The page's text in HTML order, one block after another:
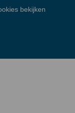
bekijken